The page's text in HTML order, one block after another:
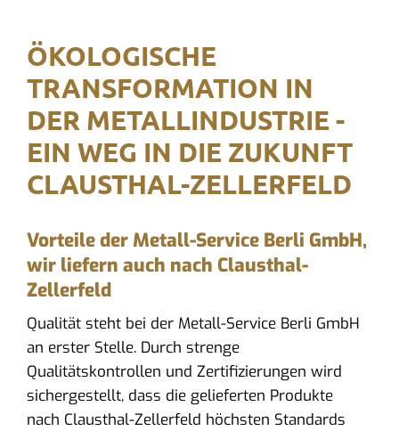
ÖKOLOGISCHE
TRANSFORMATION IN
DER METALLINDUSTRIE -
EIN WEG IN DIE ZUKUNFT
CLAUSTHAL-ZELLERFELD
Vorteile der Metall-Service Berli GmbH,
wir liefern auch nach Clausthal-
Zellerfeld
Qualität steht bei der Metall-Service Berli GmbH
an erster Stelle. Durch strenge
Qualitätskontrollen und Zertifizierungen wird
sichergestellt, dass die gelieferten Produkte
nach Clausthal-Zellerfeld höchsten Standards